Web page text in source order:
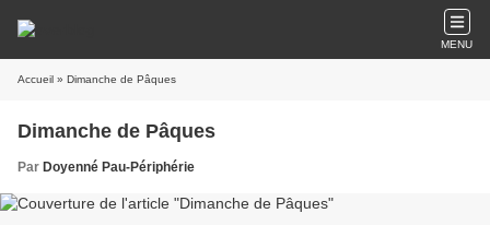
MENU
Accueil » Dimanche de Pâques
Dimanche de Pâques
Par Doyenné Pau-Périphérie